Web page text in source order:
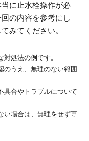
に止水栓操作が必
の内容を参考にし
みてください。
処法の例です。
のうえ、無理のない範囲
具合やトラブルについて
い場合は、無理をせず専